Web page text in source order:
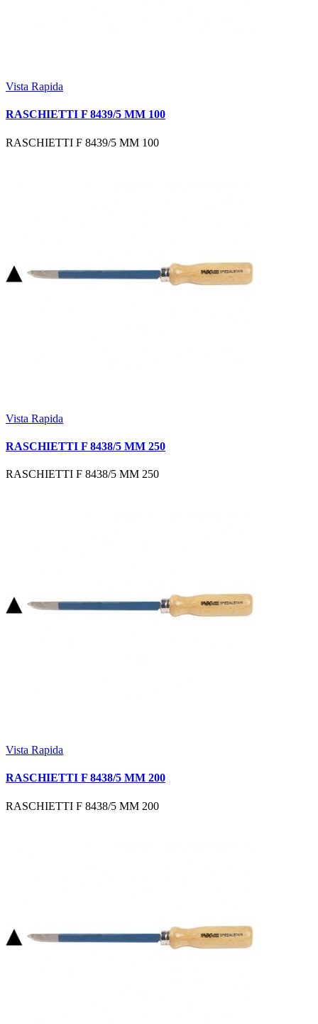
Vista Rapida
RASCHIETTI F 8439/5 MM 100
RASCHIETTI F 8439/5 MM 100
Vista Rapida
RASCHIETTI F 8438/5 MM 250
RASCHIETTI F 8438/5 MM 250
Vista Rapida
RASCHIETTI F 8438/5 MM 200
RASCHIETTI F 8438/5 MM 200